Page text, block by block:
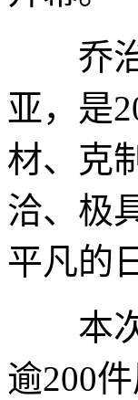
乔治·
亚，是
材、克
洽、极
平凡的
本次
逾200